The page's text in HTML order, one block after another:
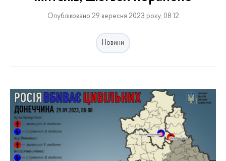
Опубліковано 29 вересня 2023 року, 08:12
Новини